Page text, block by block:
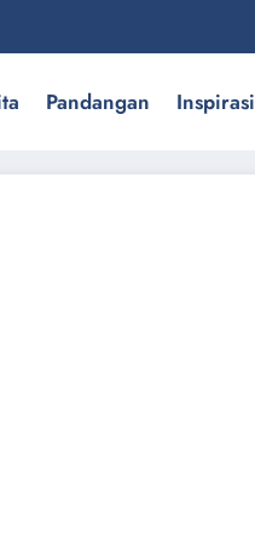
Pandangan Inspirasi